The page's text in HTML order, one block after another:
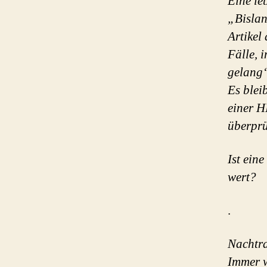
Artikel
Fälle,
Es
einer
Ist
wert?
.
Immer